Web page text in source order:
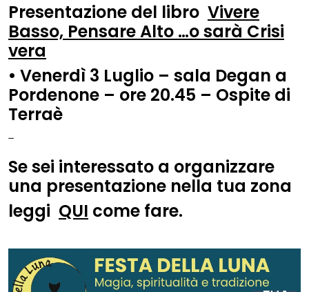
Presentazione del libro Vivere
Basso, Pensare Alto …o sarà Crisi
vera
• Venerdì 3 Luglio – sala Degan a
Pordenone – ore 20.45 – Ospite di
Terraè
–
Se sei interessato a organizzare
una presentazione nella tua zona
leggi QUI come fare.